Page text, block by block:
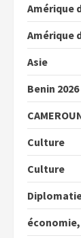
Amérique
Amérique
Asie
Benin 2026
Culture
Culture
économie,